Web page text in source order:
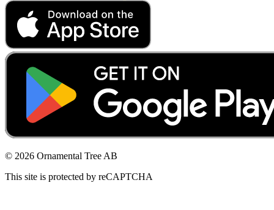
© 2026 Ornamental Tree AB
This site is protected by reCAPTCHA